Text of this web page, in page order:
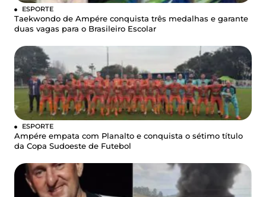
ESPORTE
Taekwondo de Ampére conquista três medalhas e garante
duas vagas para o Brasileiro Escolar
ESPORTE
Ampére empata com Planalto e conquista o sétimo título
da Copa Sudoeste de Futebol